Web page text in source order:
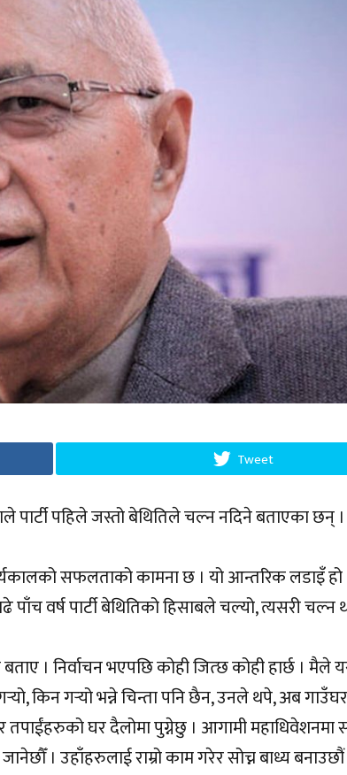
Tweet
पार्टी पहिले जस्तो बेथितिले चल्न नदिने बताएका छन्
सफलताको कामना छ । यो आन्तरिक लडाइँ
पाँच वर्ष पार्टी बेथितिको हिसाबले चल्यो, त्यसरी चल्न
। निर्वाचन भएपछि कोही जित्छ कोही हार्छ । मैले
किन गर्‍यो भन्ने चिन्ता पनि छैन, उनले थपे, अब
घर दैलोमा पुग्नेछु । आगामी महाधिवेशनमा
। उहाँहरुलाई राम्रो काम गरेर सोच्न बाध्य बनाउछौं